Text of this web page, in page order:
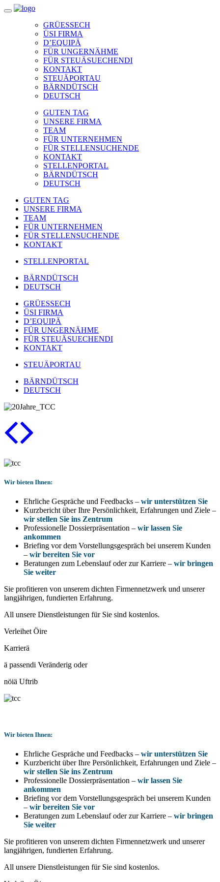
GRÜESSECH
ÜSI FIRMA
D’EQUIPÄ
FÜR UNGERNÄHME
FÜR STEUÄSUECHENDI
KONTAKT
STEUÄPORTAU
BÄRNDÜTSCH
DEUTSCH
GUTEN TAG
UNSERE FIRMA
TEAM
FÜR UNTERNEHMEN
FÜR STELLENSUCHENDE
KONTAKT
STELLENPORTAL
BÄRNDÜTSCH
DEUTSCH
GUTEN TAG
UNSERE FIRMA
TEAM
FÜR UNTERNEHMEN
FÜR STELLENSUCHENDE
KONTAKT
STELLENPORTAL
BÄRNDÜTSCH
DEUTSCH
GRÜESSECH
ÜSI FIRMA
D’EQUIPÄ
FÜR UNGERNÄHME
FÜR STEUÄSUECHENDI
KONTAKT
STEUÄPORTAU
BÄRNDÜTSCH
DEUTSCH
Wir bieten Ihnen:
Ehrliche Gespräche und Feedbacks – wir unterstützen Sie
Kurzbericht über Ihre Persönlichkeit, Erfahrungen und Ziele –
wir stellen Sie ins Zentrum
Professionelle Dossierpräsentation – wir lassen Sie
ankommen
Briefing vor dem Vorstellungsgespräch bei unserem Kunden
– wir bereiten Sie vor
Beratungen zum Lebenslauf oder zur Karriere – wir bringen
Sie weiter
Sie profitieren von unserem dichten Firmennetzwerk und unserer
langjährigen, fundierten Erfahrung.
All unsere Dienstleistungen für Sie sind kostenlos.
Verleihet Öire
Karrierä
ä passendi Veränderig oder
nöiä Uftrib
Wir bieten Ihnen:
Ehrliche Gespräche und Feedbacks – wir unterstützen Sie
Kurzbericht über Ihre Persönlichkeit, Erfahrungen und Ziele –
wir stellen Sie ins Zentrum
Professionelle Dossierpräsentation – wir lassen Sie
ankommen
Briefing vor dem Vorstellungsgespräch bei unserem Kunden
– wir bereiten Sie vor
Beratungen zum Lebenslauf oder zur Karriere – wir bringen
Sie weiter
Sie profitieren von unserem dichten Firmennetzwerk und unserer
langjährigen, fundierten Erfahrung.
All unsere Dienstleistungen für Sie sind kostenlos.